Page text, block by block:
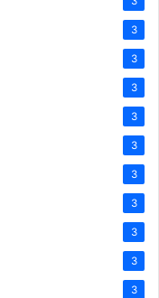
3
3
3
3
3
3
3
3
3
3